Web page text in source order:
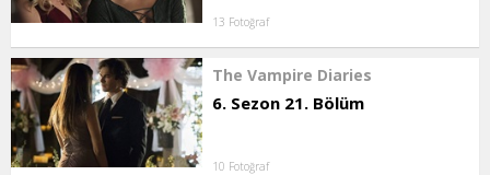
13 Fotoğraf
The Vampire Diaries
6. Sezon 21. Bölüm
10 Fotoğraf